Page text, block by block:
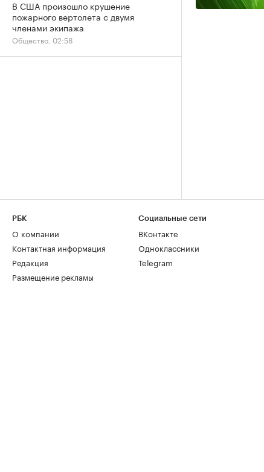
В США произошло крушение
пожарного вертолета с двумя
членами экипажа
Общество, 02:58
РБК
О компании
Контактная информация
Редакция
Размещение рекламы
Социальные сети
ВКонтакте
Одноклассники
Telegram